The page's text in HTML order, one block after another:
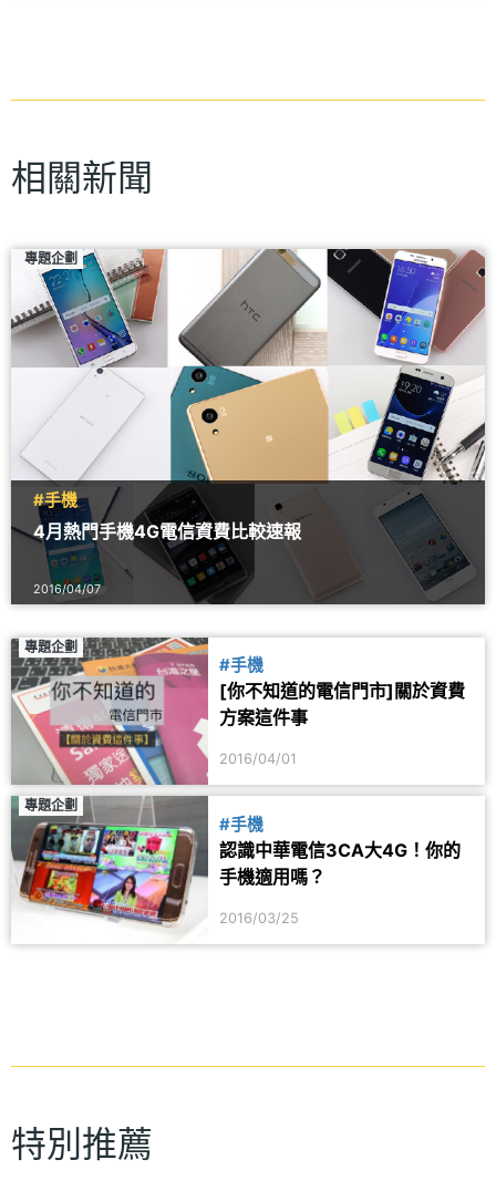
相關新聞
專題企劃
#手機
4月熱門手機4G電信資費比較速報
2016/04/07
專題企劃
#手機
[你不知道的電信門市]關於資費
方案這件事
2016/04/01
專題企劃
#手機
認識中華電信3CA大4G！你的
手機適用嗎？
2016/03/25
特別推薦